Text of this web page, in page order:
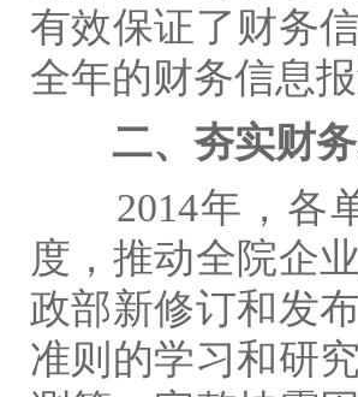
有效保证了财务
全年的财务信息报
二、夯实财
2014年，各
度，推动全院企
政部新修订和发
准则的学习和研